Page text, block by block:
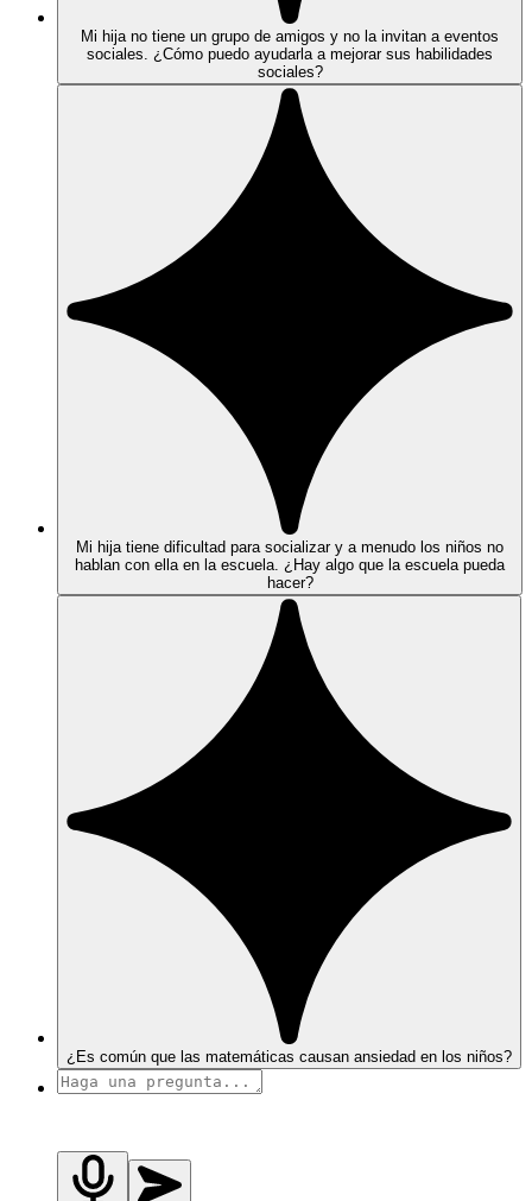
Mi hija no tiene un grupo de amigos y no la invitan a eventos
sociales. ¿Cómo puedo ayudarla a mejorar sus habilidades
sociales?
Mi hija tiene dificultad para socializar y a menudo los niños no
hablan con ella en la escuela. ¿Hay algo que la escuela pueda
hacer?
¿Es común que las matemáticas causan ansiedad en los niños?